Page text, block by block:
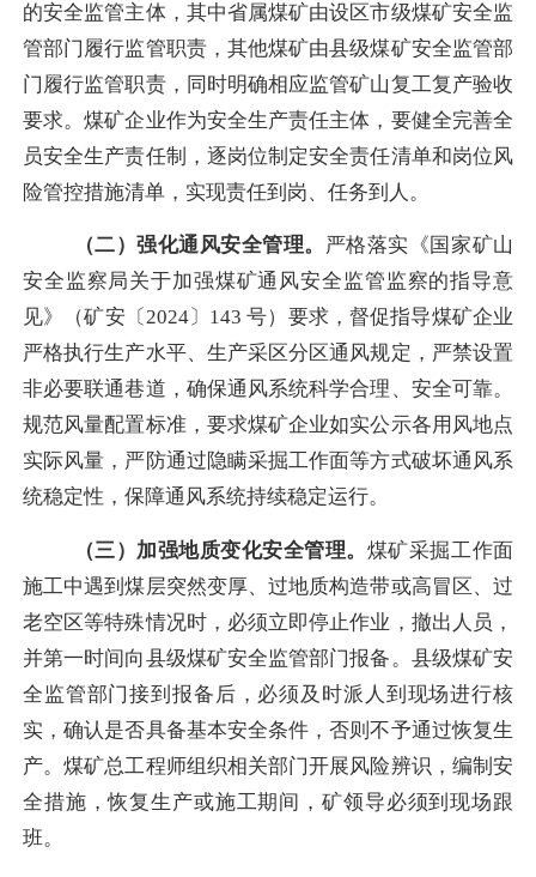
的安全监管主体，其中省属煤矿由设区市级煤矿安全监
管部门履行监管职责，其他煤矿由县级煤矿安全监管部
门履行监管职责，同时明确相应监管矿山复工复产验收
要求。煤矿企业作为安全生产责任主体，要健全完善全
员安全生产责任制，逐岗位制定安全责任清单和岗位风
险管控措施清单，实现责任到岗、任务到人。
（二）强化通风安全管理。
严格落实《国家矿山
安全监察局关于加强煤矿通风安全监管监察的指导意
见》（矿安〔 2024〕143 号）要求，督促指导煤矿企业
严格执行生产水平、生产采区分区通风规定，严禁设置
非必要联通巷道，确保通风系统科学合理、安全可靠。
规范风量配置标准，要求煤矿企业如实公示各用风地点
实际风量，严防通过隐瞒采掘工作面等方式破坏通风系
统稳定性，保障通风系统持续稳定运行。
（三）加强地质变化安全管理。 煤矿采掘工作面
施工中遇到煤层突然变厚、过地质构造带或高冒区、过
老空区等特殊情况时，必须立即停止作业，撤出人员，
并第一时间向县级煤矿安全监管部门报备。县级煤矿安
全监管部门接到报备后，必须及时派人到现场进行核
实，确认是否具备基本安全条件，否则不予通过恢复生
产。煤矿总工程师组织相关部门开展风险辨识，编制安
全措施，恢复生产或施工期间，矿领导必须到现场跟
班。